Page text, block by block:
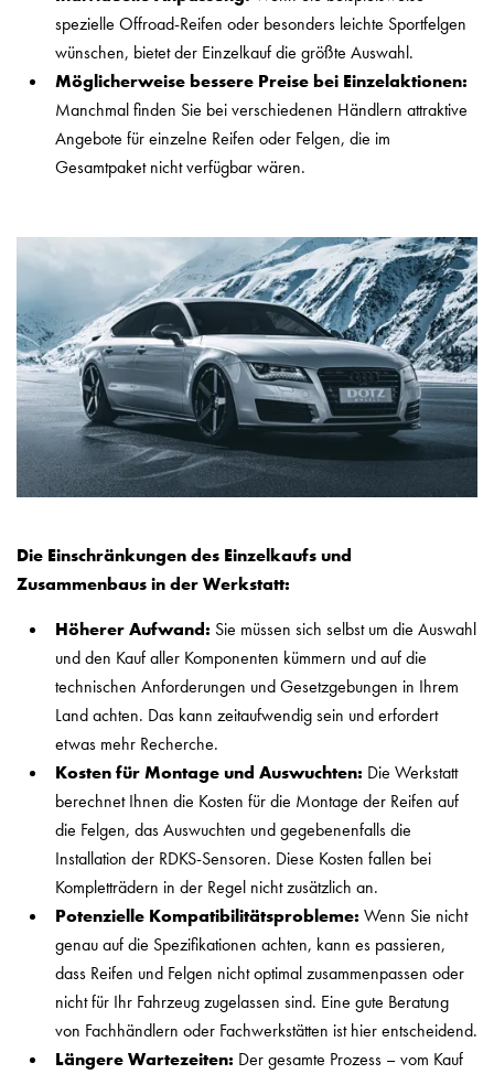
spezielle Offroad-Reifen oder besonders leichte Sportfelgen
wünschen, bietet der Einzelkauf die größte Auswahl.
Möglicherweise bessere Preise bei Einzelaktionen:
Manchmal finden Sie bei verschiedenen Händlern attraktive
Angebote für einzelne Reifen oder Felgen, die im
Gesamtpaket nicht verfügbar wären.
Die Einschränkungen des Einzelkaufs und
Zusammenbaus in der Werkstatt:
Höherer Aufwand: Sie müssen sich selbst um die Auswahl
und den Kauf aller Komponenten kümmern und auf die
technischen Anforderungen und Gesetzgebungen in Ihrem
Land achten. Das kann zeitaufwendig sein und erfordert
etwas mehr Recherche.
Kosten für Montage und Auswuchten: Die Werkstatt
berechnet Ihnen die Kosten für die Montage der Reifen auf
die Felgen, das Auswuchten und gegebenenfalls die
Installation der RDKS-Sensoren. Diese Kosten fallen bei
Kompletträdern in der Regel nicht zusätzlich an.
Potenzielle Kompatibilitätsprobleme: Wenn Sie nicht
genau auf die Spezifikationen achten, kann es passieren,
dass Reifen und Felgen nicht optimal zusammenpassen oder
nicht für Ihr Fahrzeug zugelassen sind. Eine gute Beratung
von Fachhändlern oder Fachwerkstätten ist hier entscheidend.
Längere Wartezeiten: Der gesamte Prozess – vom Kauf